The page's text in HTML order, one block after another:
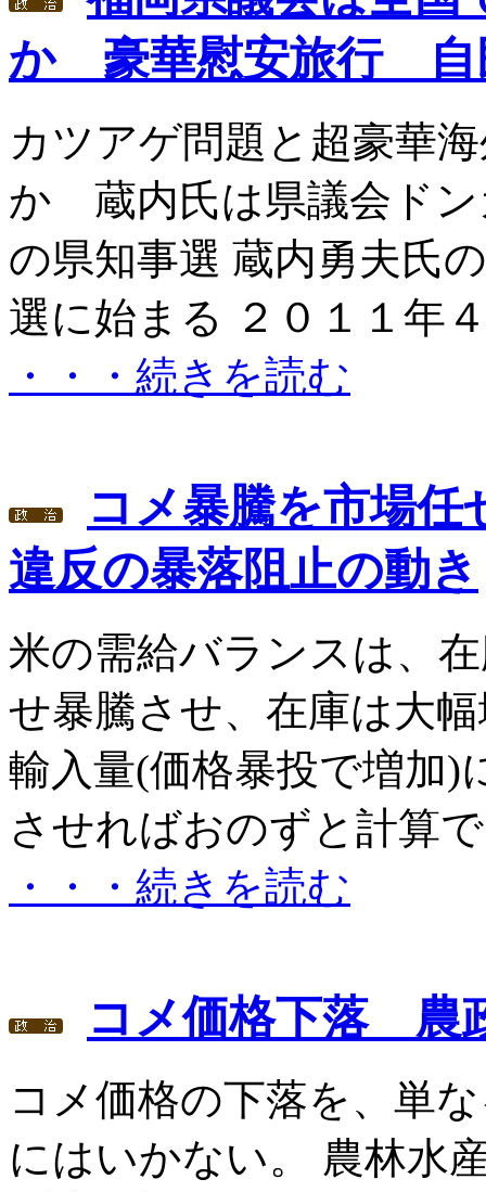
か 豪華慰安旅行 自
カツアゲ問題と超豪華
か 蔵内氏は県議会ド
の県知事選 蔵内勇夫氏
選に始まる ２０１１年
・・・続きを読む
コメ暴騰を市場任
違反の暴落阻止の動き
米の需給バランスは、
せ暴騰させ、在庫は大
輸入量(価格暴投で増加)
させればおのずと計算
・・・続きを読む
コメ価格下落 農
コメ価格の下落を、単
にはいかない。 農林水